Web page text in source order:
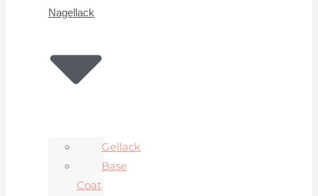
Nagellack
Gellack
Base
Coat